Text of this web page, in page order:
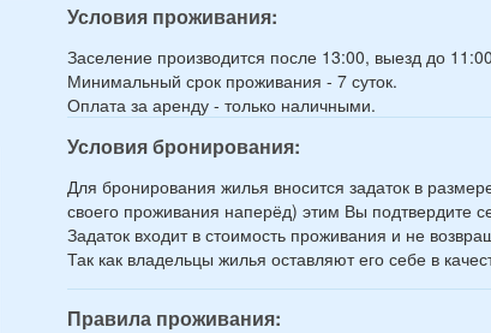
7
12
лет):
*
Условия проживания:
Заселение производится после 13:00, выезд до
Минимальный срок проживания - 7 суток.
Оплата за аренду - только наличными.
Условия бронирования:
Для бронирования жилья вносится задаток в
своего проживания наперёд) этим Вы подтвердите
Задаток входит в стоимость проживания и не
Так как владельцы жилья оставляют его себе в
Правила проживания: